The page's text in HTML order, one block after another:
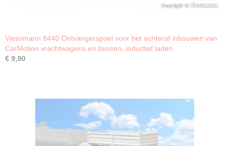
Viessmann 8440 Ontvangerspoel voor het achteraf inbouwen van
CarMotion vrachtwagens en bussen, inductief laden
€ 9,90